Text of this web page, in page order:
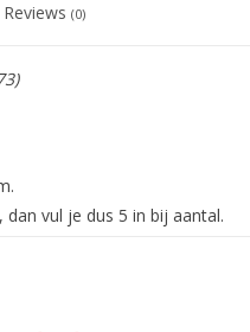
Reviews (0)
vul je dus 5 in bij aantal.
zachte